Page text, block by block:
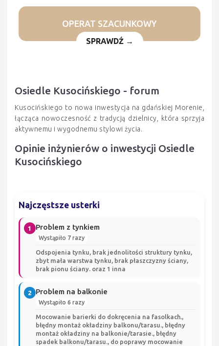
OPERAT SZACUNKOWY
SPRAWDŹ →
Osiedle Kusocińskiego - forum
Kusocińskiego to nowa inwestycja na gdańskiej Morenie,
łącząca nowoczesność z tradycją dzielnicy, która sprzyja
aktywnemu i wygodnemu stylowi życia.
Opinie inżynierów o inwestycji Osiedle
Kusocińskiego
Najczęstsze usterki
1 Problem z tynkiem
Wystąpiło 7 razy
Odspojenia tynku, brak jednolitości struktury tynku,
zbyt mała warstwa tynku, brak płaszczyzny ściany,
brak pionu ściany. oraz 1 inna
2 Problem na balkonie
Wystąpiło 6 razy
Mocowanie barierki do dokręcenia na fasolkach.,
błędny montaż okładziny balkonu/tarasu., błędny
montaż okładziny na balkonie/tarasie., błędny
spadek balkonu/tarasu., do poprawy mocowanie